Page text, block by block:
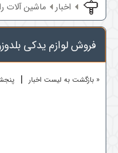
اخبار ماشین آلات
فروش لوازم یدکی
« بازگشت به لیست اخبار | پنجشنبه 7 فروردين